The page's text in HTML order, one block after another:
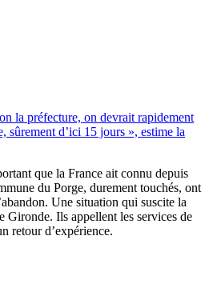
la préfecture, on devrait rapidement
sûrement d’ici 15 jours », estime la
que la France ait connu depuis
du Porge, durement touchés, ont
Une situation qui suscite la
Gironde. Ils appellent les services de
retour d’expérience.